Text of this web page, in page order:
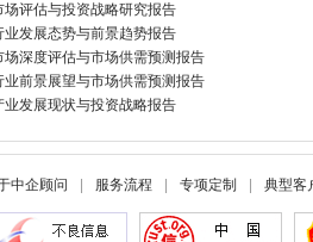
评估与投资战略研究报告
发展态势与前景趋势报告
深度评估与市场供需预测报告
前景展望与市场供需预测报告
发展现状与投资战略报告
中企顾问 服务流程 专项定制 典型客